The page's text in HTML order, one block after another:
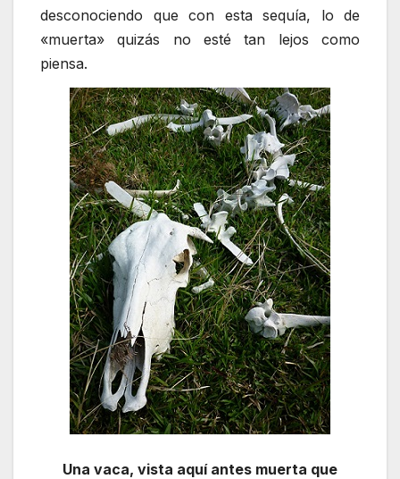
desconociendo que con esta sequía, lo de
«muerta» quizás no esté tan lejos como
piensa.
Una vaca, vista aquí antes muerta que